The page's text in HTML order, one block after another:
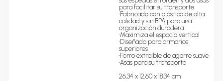
forro de agarre suave para
mantener sus especias en
orden y dos asas para facilitar
su transporte.
•Fabricado con plástico de
alta calidad y sin BPA para una
organización duradera.
•Maximiza el espacio vertical
•Diseñado para armarios
•Forro extraíble de agarre